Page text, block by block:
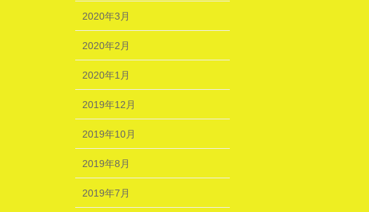
2020年3月
2020年2月
2020年1月
2019年12月
2019年10月
2019年8月
2019年7月